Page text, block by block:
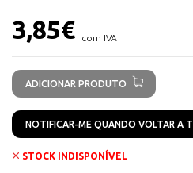
3,85€ com IVA
ADICIONAR PRODUTO
NOTIFICAR-ME QUANDO VOLTAR A
STOCK INDISPONÍVEL